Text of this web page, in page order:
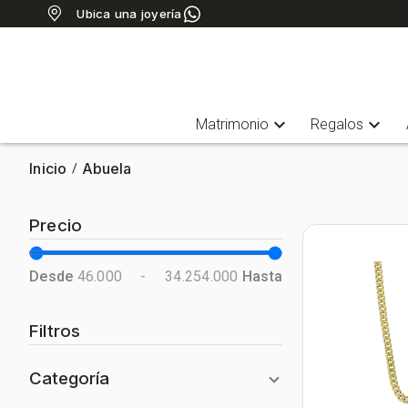
Ubica una joyería
Matrimonio expand_more Regalos expand_more
Inicio / Abuela
Precio
Desde 46.000 - 34.254.000 Hasta
Filtros
Categoría